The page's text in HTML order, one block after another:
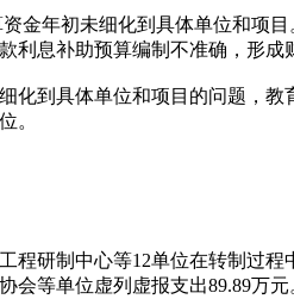
资金年初未细化到具体单位和项
利息补助预算编制不准确，形成
化到具体单位和项目的问题，
。
程研制中心等12单位在转制过
会等单位虚列虚报支出89.89万